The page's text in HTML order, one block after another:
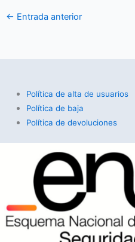
← Entrada anterior
Política de alta de usuarios
Política de baja
Política de devoluciones